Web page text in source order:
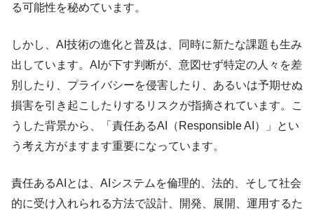
る可能性を秘めています。
しかし、AI技術の進化と普及は、同時に新たな課題も生み
出しています。AIが下す判断が、意図せず特定の人々を差
別したり、プライバシーを侵害したり、あるいは予期せぬ
損害を引き起こしたりするリスクが指摘されています。こ
うした背景から、「責任あるAI（Responsible AI）」とい
う考え方がますます重要になっています。
責任あるAIとは、AIシステムを倫理的、法的、そして社会
的に受け入れられる方法で設計、開発、展開、運用するた